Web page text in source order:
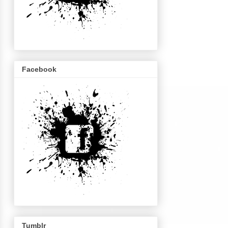
Facebook
Tumblr